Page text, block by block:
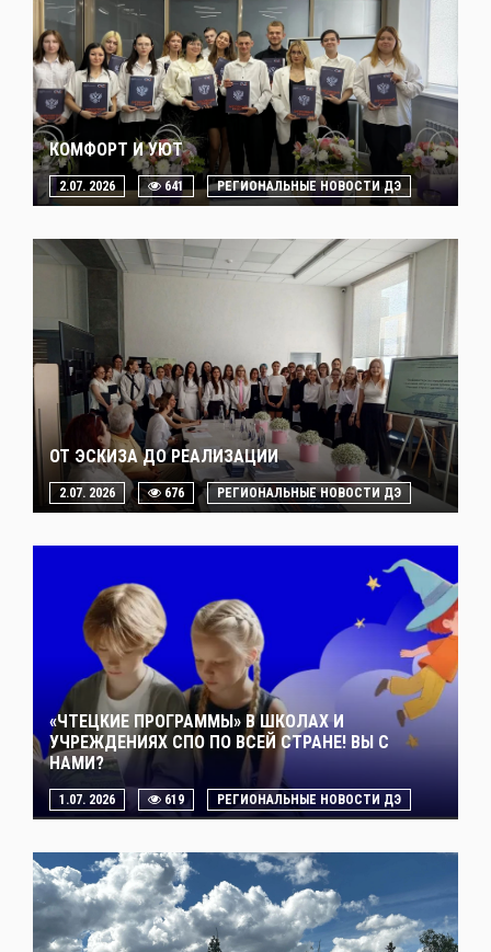
КОМФОРТ И УЮТ
2.07. 2026 641 РЕГИОНАЛЬНЫЕ НОВОСТИ ДЭ
ОТ ЭСКИЗА ДО РЕАЛИЗАЦИИ
2.07. 2026 676 РЕГИОНАЛЬНЫЕ НОВОСТИ ДЭ
«ЧТЕЦКИЕ ПРОГРАММЫ» В ШКОЛАХ И
УЧРЕЖДЕНИЯХ СПО ПО ВСЕЙ СТРАНЕ! ВЫ С
НАМИ?
1.07. 2026 619 РЕГИОНАЛЬНЫЕ НОВОСТИ ДЭ